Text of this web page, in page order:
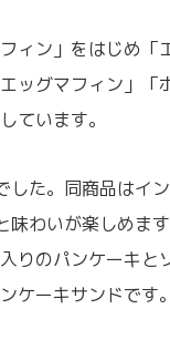
ィン」をはじめ「
ッグマフィン」「
ています。
た。同商品はイ
わいが楽しめま
りのパンケーキと
ケーキサンドです。